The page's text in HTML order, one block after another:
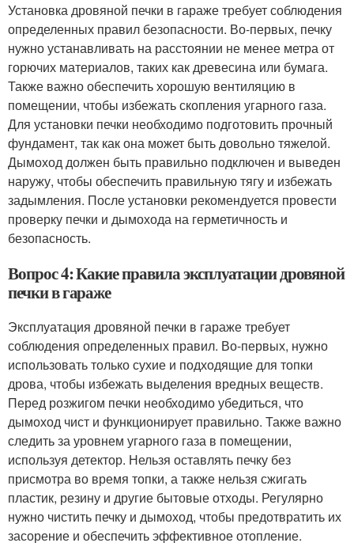
Установка дровяной печки в гараже требует соблюдения
определенных правил безопасности. Во-первых, печку
нужно устанавливать на расстоянии не менее метра от
горючих материалов, таких как древесина или бумага.
Также важно обеспечить хорошую вентиляцию в
помещении, чтобы избежать скопления угарного газа.
Для установки печки необходимо подготовить прочный
фундамент, так как она может быть довольно тяжелой.
Дымоход должен быть правильно подключен и выведен
наружу, чтобы обеспечить правильную тягу и избежать
задымления. После установки рекомендуется провести
проверку печки и дымохода на герметичность и
безопасность.
Вопрос 4: Какие правила эксплуатации дровяной
печки в гараже
Эксплуатация дровяной печки в гараже требует
соблюдения определенных правил. Во-первых, нужно
использовать только сухие и подходящие для топки
дрова, чтобы избежать выделения вредных веществ.
Перед розжигом печки необходимо убедиться, что
дымоход чист и функционирует правильно. Также важно
следить за уровнем угарного газа в помещении,
используя детектор. Нельзя оставлять печку без
присмотра во время топки, а также нельзя сжигать
пластик, резину и другие бытовые отходы. Регулярно
нужно чистить печку и дымоход, чтобы предотвратить их
засорение и обеспечить эффективное отопление.